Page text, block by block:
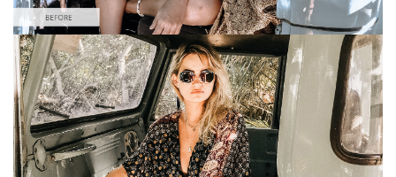
Please select
Free Instagram Preset #40
Honey Moon
(30 Lr Presets)
Must-Have Collection